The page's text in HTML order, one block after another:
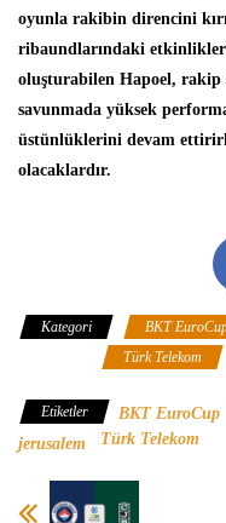
oyunla rakibin direncini
ribaundlarındaki
oluşturabilen Hapoel, rakip
savunmada yüksek
üstünlüklerini devam
olacaklardır.
Kategori BKT
Türk Telekom
Etiketler BKT EuroCup
jerusalem
Türk Telekom